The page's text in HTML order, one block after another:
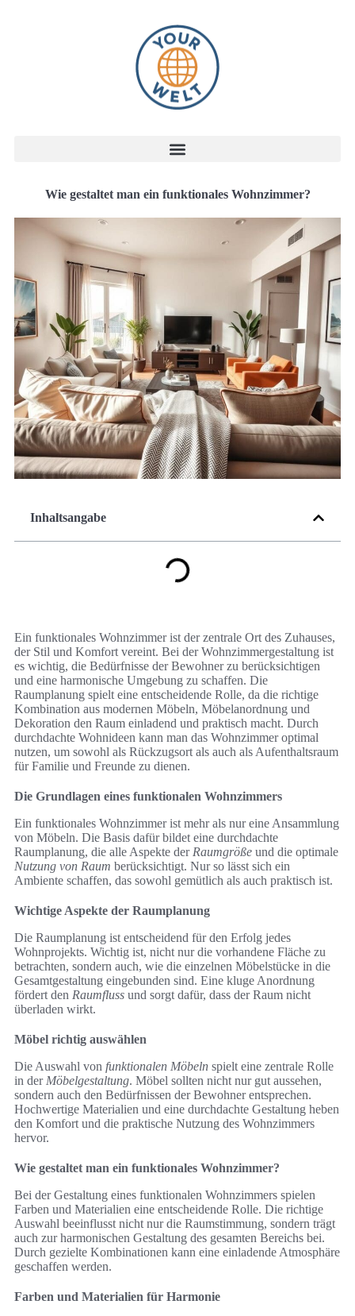
Wie gestaltet man ein funktionales Wohnzimmer?
Inhaltsangabe
Ein funktionales Wohnzimmer ist der zentrale Ort des Zuhauses,
der Stil und Komfort vereint. Bei der Wohnzimmergestaltung ist
es wichtig, die Bedürfnisse der Bewohner zu berücksichtigen
und eine harmonische Umgebung zu schaffen. Die
Raumplanung spielt eine entscheidende Rolle, da die richtige
Kombination aus modernen Möbeln, Möbelanordnung und
Dekoration den Raum einladend und praktisch macht. Durch
durchdachte Wohnideen kann man das Wohnzimmer optimal
nutzen, um sowohl als Rückzugsort als auch als Aufenthaltsraum
für Familie und Freunde zu dienen.
Die Grundlagen eines funktionalen Wohnzimmers
Ein funktionales Wohnzimmer ist mehr als nur eine Ansammlung
von Möbeln. Die Basis dafür bildet eine durchdachte
Raumplanung, die alle Aspekte der Raumgröße und die optimale
Nutzung von Raum berücksichtigt. Nur so lässt sich ein
Ambiente schaffen, das sowohl gemütlich als auch praktisch ist.
Wichtige Aspekte der Raumplanung
Die Raumplanung ist entscheidend für den Erfolg jedes
Wohnprojekts. Wichtig ist, nicht nur die vorhandene Fläche zu
betrachten, sondern auch, wie die einzelnen Möbelstücke in die
Gesamtgestaltung eingebunden sind. Eine kluge Anordnung
fördert den Raumfluss und sorgt dafür, dass der Raum nicht
überladen wirkt.
Möbel richtig auswählen
Die Auswahl von funktionalen Möbeln spielt eine zentrale Rolle
in der Möbelgestaltung. Möbel sollten nicht nur gut aussehen,
sondern auch den Bedürfnissen der Bewohner entsprechen.
Hochwertige Materialien und eine durchdachte Gestaltung heben
den Komfort und die praktische Nutzung des Wohnzimmers
hervor.
Wie gestaltet man ein funktionales Wohnzimmer?
Bei der Gestaltung eines funktionalen Wohnzimmers spielen
Farben und Materialien eine entscheidende Rolle. Die richtige
Auswahl beeinflusst nicht nur die Raumstimmung, sondern trägt
auch zur harmonischen Gestaltung des gesamten Bereichs bei.
Durch gezielte Kombinationen kann eine einladende Atmosphäre
geschaffen werden.
Farben und Materialien für Harmonie